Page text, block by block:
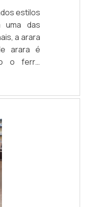
estilos
uma das
a arara
arara é
o ferro
que lhe
a
a
alta